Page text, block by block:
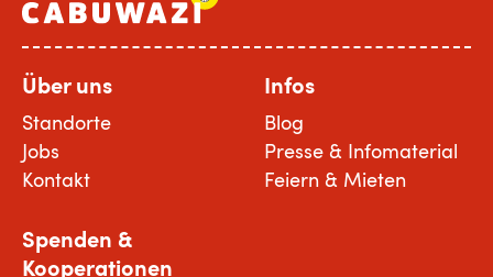
Über uns
Standorte
Jobs
Kontakt
Infos
Blog
Presse & Infomaterial
Feiern & Mieten
Spenden &
Kooperationen